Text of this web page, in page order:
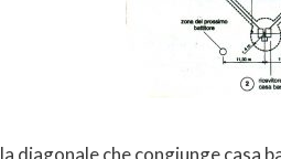
1 –
diagonale che congiunge casa